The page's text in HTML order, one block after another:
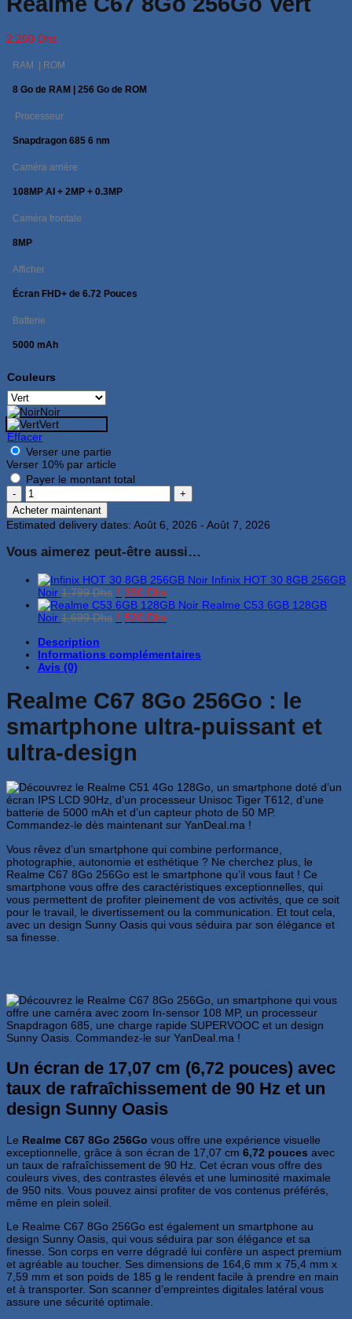
2,260 Dhs
RAM | ROM
8 Go de RAM | 256 Go de ROM
Processeur
Snapdragon 685 6 nm
Caméra arrière
108MP AI + 2MP + 0.3MP
Caméra frontale
8MP
Afficher
Écran FHD+ de 6.72 Pouces
Batterie
5000 mAh
Couleurs
Noir
Vert
Effacer
Verser une partie
Verser 10% par article
Payer le montant total
quantité
de
Realme
C67
256Go
Acheter maintenant
Estimated delivery dates: Août 6, 2026 - Août 7, 2026
Vous aimerez peut-être aussi…
Infinix HOT 30 8GB 256GB
Noir 1,799Dhs Le
prix
initial
1,390 DhsLe
prix
actuel
Realme C53 6GB 128GB
Noir 1,699Dhs Le
était :
1,520 DhsLe
est :
Description
Informations complémentaires
Avis (0)
Realme C67 8Go 256Go : le
smartphone ultra-puissant et
ultra-design
Vous rêvez d’un smartphone qui combine performance,
photographie, autonomie et esthétique ? Ne cherchez plus, le
Realme C67 8Go 256Go est le smartphone qu’il vous faut ! Ce
smartphone vous offre des caractéristiques exceptionnelles, qui
vous permettent de profiter pleinement de vos activités, que ce soit
pour le travail, le divertissement ou la communication. Et tout cela,
avec un design Sunny Oasis qui vous séduira par son élégance et
sa finesse.
Un écran de 17,07 cm (6,72 pouces) avec
taux de rafraîchissement de 90 Hz et un
design Sunny Oasis
Le Realme C67 8Go 256Go vous offre une expérience visuelle
exceptionnelle, grâce à son écran de 17,07 cm 6,72 pouces avec
un taux de rafraîchissement de 90 Hz. Cet écran vous offre des
couleurs vives, des contrastes élevés et une luminosité maximale
de 950 nits. Vous pouvez ainsi profiter de vos contenus préférés,
même en plein soleil.
Le Realme C67 8Go 256Go est également un smartphone au
design Sunny Oasis, qui vous séduira par son élégance et sa
finesse. Son corps en verre dégradé lui confère un aspect premium
et agréable au toucher. Ses dimensions de 164,6 mm x 75,4 mm x
7,59 mm et son poids de 185 g le rendent facile à prendre en main
et à transporter. Son scanner d’empreintes digitales latéral vous
assure une sécurité optimale.